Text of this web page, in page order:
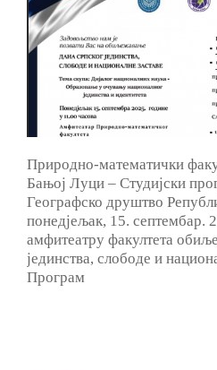
Природно-математички
Бањој Луци – Студијски
Географско друштво
понедјељак, 15. септембар.
амфитеатру факултета
јединства, слободе и
Програм